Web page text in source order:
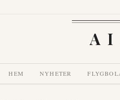
HEM NYHETER